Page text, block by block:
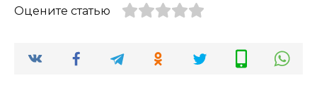
Оцените статью